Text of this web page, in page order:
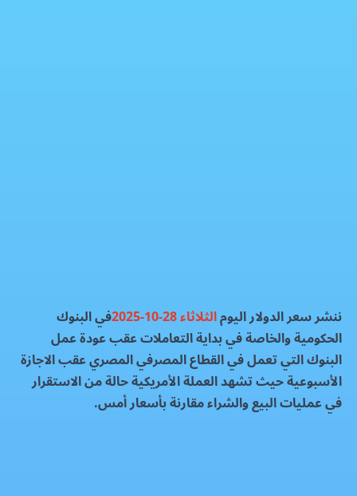
ننشر سعر الدولار اليومالثلاثاء 28-10-2025 في البنوك
الحكومية والخاصة في بداية التعاملات عقب عودة عمل
البنوك التي تعمل في القطاع المصرفي المصري عقب الاجازة
الأسبوعية حيث تشهد العملة الأمريكية حالة من الاستقرار
في عمليات البيع والشراء مقارنة بأسعار أمس.